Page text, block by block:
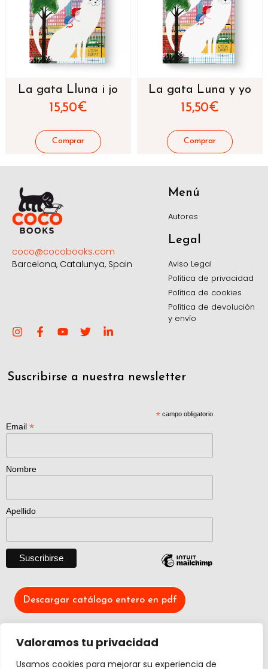
Valoramos tu privacidad
Usamos cookies para mejorar su experiencia de
La gata Lluna i jo
15,50€
La gata Luna y yo
15,50€
coco@cocobooks.com
Barcelona, Catalunya, Spain
Menú
Autores
Legal
Aviso Legal
Política de privacidad
Política de cookies
Política de devolución
y envío
Suscribirse a nuestra newsletter
*campo obligatorio
Email *
Nombre
Apellido
Descargar catálogo entero en pdf
Actividad creada con el apoyo de
Ministerio Cultura y Deporte.